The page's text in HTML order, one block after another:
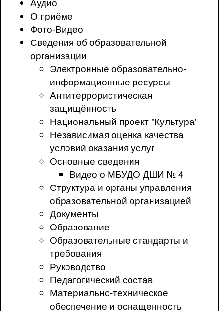
О приёме
Фото-Видео
Сведения об образовательной
организации
Электронные образовательно-
информационные ресурсы
Антитеррористическая
защищённость
Национальный проект "Культура"
Независимая оценка качества
условий оказания услуг
Основные сведения
Видео о МБУДО ДШИ № 4
Структура и органы управления
образовательной организацией
Документы
Образование
Образовательные стандарты и
требования
Руководство
Педагогический состав
Материально-техническое
обеспечение и оснащенность